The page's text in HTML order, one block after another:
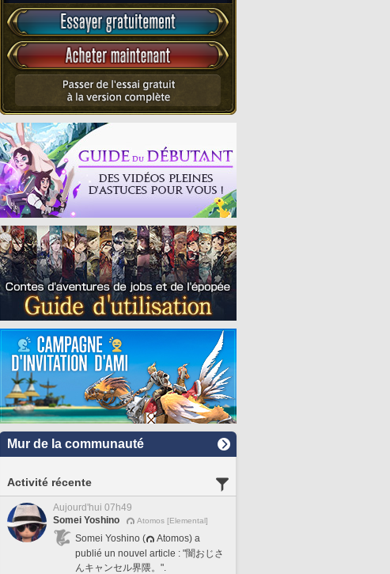
Mur de la communauté
Activité récente
Aujourd'hui 07h49
Somei Yoshino
Atomos [Elemental]
Somei Yoshino (
Atomos) a
publié un nouvel article : "闇おじさ
んキャンセル界隈。".